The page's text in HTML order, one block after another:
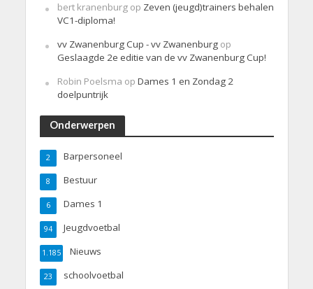
bert kranenburgop Zeven (jeugd)trainers behalen
VC1-diploma!
vv Zwanenburg Cup - vv Zwanenburgop
Geslaagde 2e editie van de vv Zwanenburg Cup!
Robin Poelsma op Dames 1 en Zondag 2
doelpuntrijk
Onderwerpen
Barpersoneel
2
Bestuur
8
Dames 1
6
Jeugdvoetbal
94
Nieuws
1.185
schoolvoetbal
23